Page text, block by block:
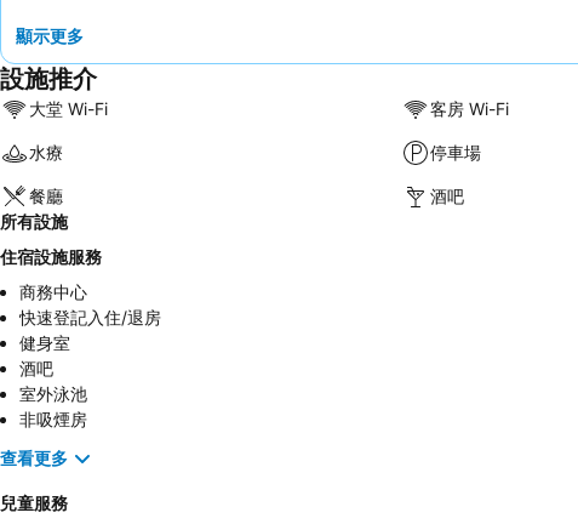
顯示更多
設施推介
大堂 Wi-Fi 客房 Wi-Fi
水療 停車場
餐廳 酒吧
所有設施
住宿設施服務
商務中心
快速登記入住/退房
健身室
酒吧
室外泳池
非吸煙房
查看更多
兒童服務